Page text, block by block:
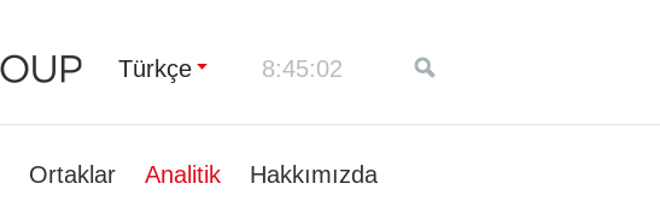
Türkçe 8:45:03
Ortaklar Analitik Hakkımızda